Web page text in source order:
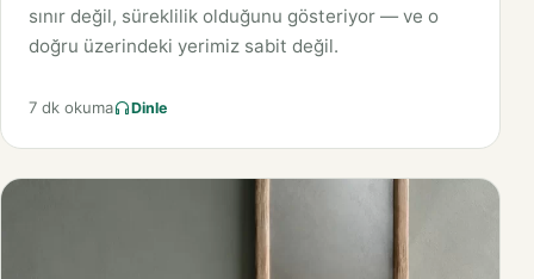
sınır değil, süreklilik olduğunu gösteriyor — ve o
doğru üzerindeki yerimiz sabit değil.
7 dk okuma Dinle